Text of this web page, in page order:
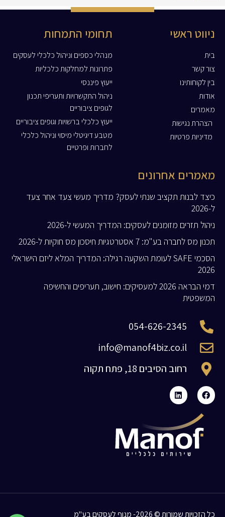
ניווט ראשי
בית
צור קשר
בין לקוחותינו
אודות
מאמרים
הצהרת נגישות
מדיניות פרטיות
תחומי התמחות
מנהלי כספים וניהול כלכלי לעסקים
פתרונות למחלקות כלכליות
ייעוץ פיננסי
ניהול התקשרויות ותעריפי תכנון
לגופים ציבוריים
ייעוץ כלכלי ברשויות וגופים ציבוריים
מטבע דיגיטלי מיסוי וניהול כלכלי
לחברות ופרטיים
מאמרים אחרונים
כיצד לבנות תקציב שנתי לעסק? מדריך מעשי צעד אחר צעד
ל-2026
ניהול תזרים מזומנים לעסקים: המדריך המעשי ל-2026
תכנון מס לחברה בע"מ: 7 אסטרטגיות חיסכון מס חוקיות ל-2026
הסכמי SAFE לעומת השקעה רגילה: המדריך המלא ליזם הישראלי
2026
דמי הבראה 2026 למעסיקים: חישוב, תעריפים והחשיפה
המשפטית
054-626-2345
info@manof4biz.co.il
רחוב הסיבים 18, פתח תקוה
כל הזכויות שמורות © 2026- מנוף לעסקים בע"מ